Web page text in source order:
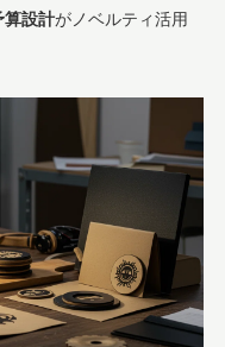
算設計がノベルティ活用